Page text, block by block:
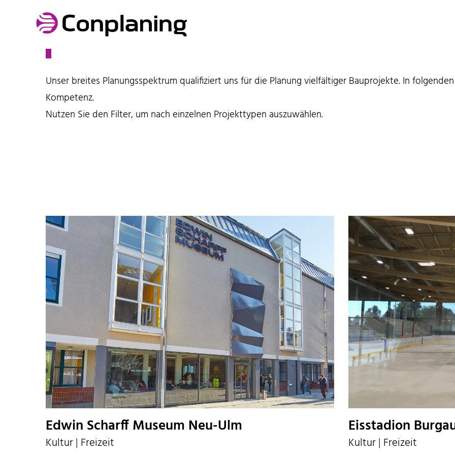
Referenzen
Unser breites Planungsspektrum qualifiziert uns für die Planung vielfältiger Bauprojekte. In
Kompetenz.
Nutzen Sie den Filter, um nach einzelnen Projekttypen auszuwählen.
Edwin Scharff Museum Neu-Ulm
Kultur | Freizeit
Eisstadion
Kultur | Freizeit